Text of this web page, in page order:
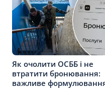
Як очолити ОСББ і не
втратити бронювання:
важливе